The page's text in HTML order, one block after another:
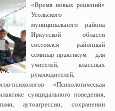
«Время новых решений»
Усольского
муниципального района
Иркутской области
состоялся районный
семинар-практикум для
учителей, классных
руководителей,
психологов «Психологическая
суицидального поведения,
аутоагрессии, сохранении